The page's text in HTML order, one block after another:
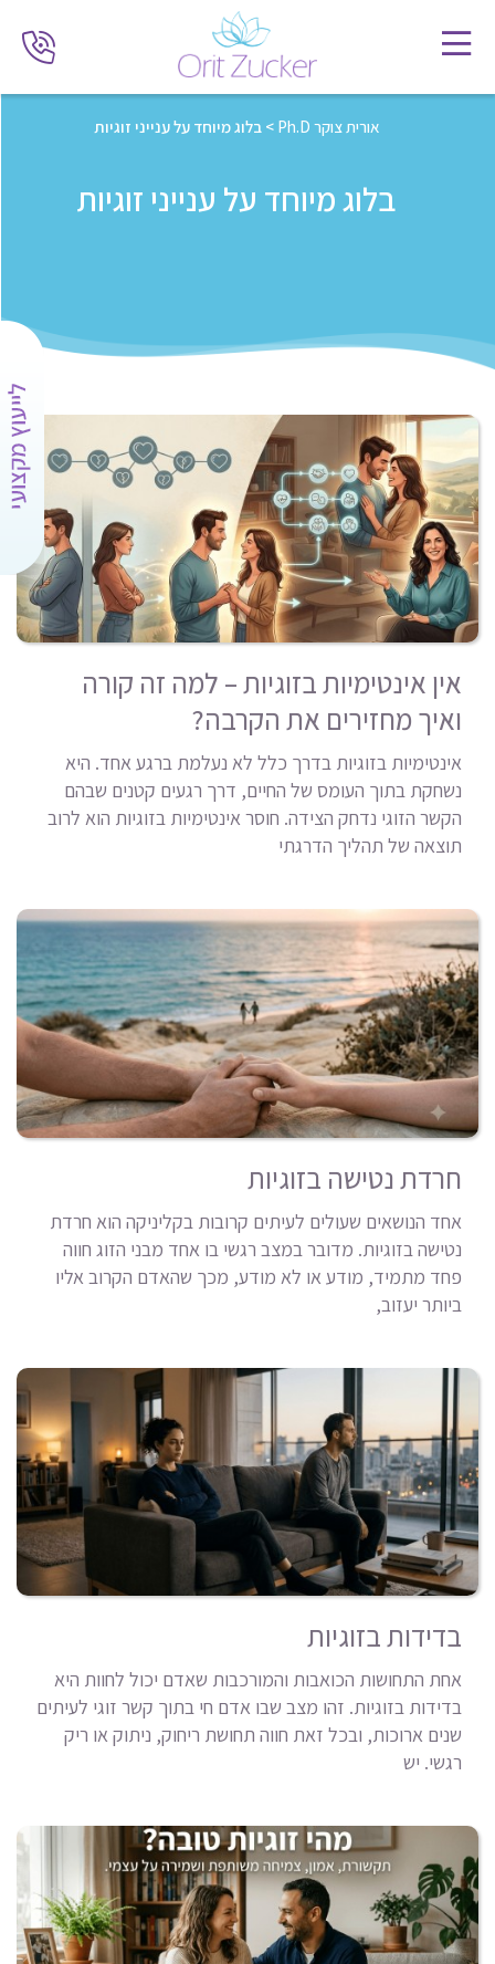
אורית צוקר Ph.D >בלוג מיוחד על ענייני זוגיות
בלוג מיוחד על ענייני זוגיות
אין אינטימיות בזוגיות – למה זה קורה
ואיך מחזירים את הקרבה?
אינטימיות בזוגיות בדרך כלל לא נעלמת ברגע אחד. היא
נשחקת בתוך העומס של החיים, דרך רגעים קטנים שבהם
הקשר הזוגי נדחק הצידה. חוסר אינטימיות בזוגיות הוא לרוב
תוצאה של תהליך הדרגתי
חרדת נטישה בזוגיות
אחד הנושאים שעולים לעיתים קרובות בקליניקה הוא חרדת
נטישה בזוגיות. מדובר במצב רגשי בו אחד מבני הזוג חווה
פחד מתמיד, מודע או לא מודע, מכך שהאדם הקרוב אליו
ביותר יעזוב,
בדידות בזוגיות
אחת התחושות הכואבות והמורכבות שאדם יכול לחוות היא
בדידות בזוגיות. זהו מצב שבו אדם חי בתוך קשר זוגי לעיתים
שנים ארוכות, ובכל זאת חווה תחושת ריחוק, ניתוק או ריק
רגשי. יש